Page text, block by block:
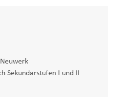
Sekundarstufen I und II